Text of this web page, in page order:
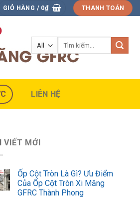
GIỎ HÀNG / 0₫ THANH TOÁN
LIÊN HỆ
VIẾT MỚI
Ốp Cột Tròn Là Gì? Ưu Điểm
Của Ốp Cột Tròn Xi Măng
GFRC Thành Phong